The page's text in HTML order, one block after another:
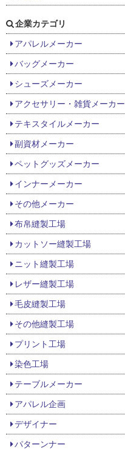
企業カテゴリ
アパレルメーカー
バッグメーカー
シューズメーカー
アクセサリー・雑貨メーカー
テキスタイルメーカー
副資材メーカー
ペットグッズメーカー
インナーメーカー
その他メーカー
布帛縫製工場
カットソー縫製工場
ニット縫製工場
レザー縫製工場
毛皮縫製工場
その他縫製工場
プリント工場
染色工場
テーブルメーカー
アパレル企画
デザイナー
パターンナー